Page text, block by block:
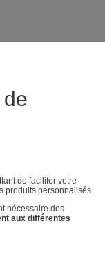
de faciliter votre
produits personnalisés.
nécessaire des
aux différentes